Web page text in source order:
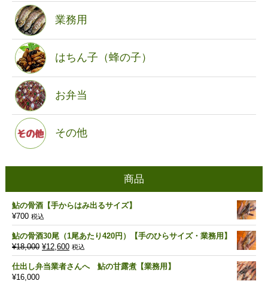
業務用
はちん子（蜂の子）
お弁当
その他
商品
鮎の骨酒【手からはみ出るサイズ】
¥700 税込
鮎の骨酒30尾（1尾あたり420円）【手のひらサイズ・業務用】
¥18,000 元
の
価
¥12,600現
在
の
税込
仕出し弁当業者さんへ 鮎の甘露煮【業務用】
¥16,000